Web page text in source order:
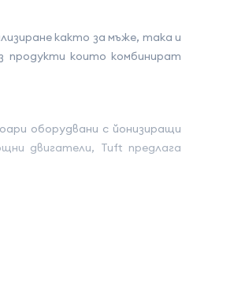
както за мъже, така и
продукти които комбинират
оборудвани с йонизиращи
двигатели, Tuft предлага